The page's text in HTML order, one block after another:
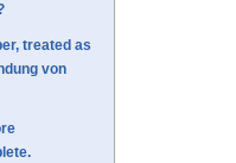
treated as
von